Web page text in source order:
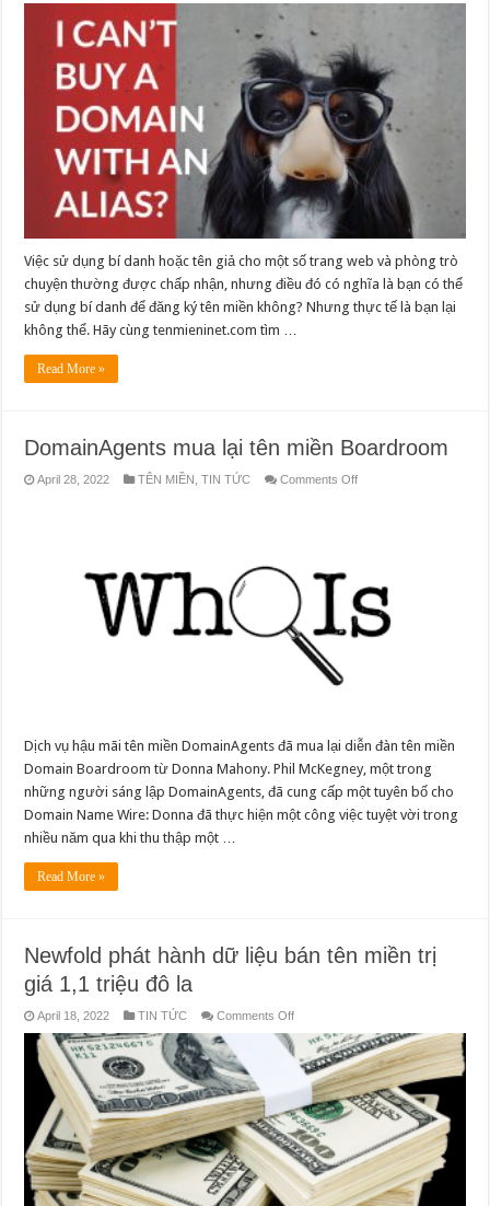
thể
đăng
ký
tên
miền
bằng
tên
giả
hoặc
bí
danh
Việc sử dụng bí danh hoặc tên giả cho một số trang web và phòng trò
chuyện thường được chấp nhận, nhưng điều đó có nghĩa là bạn có thể
sử dụng bí danh để đăng ký tên miền không? Nhưng thực tế là bạn lại
không thể. Hãy cùng tenmieninet.com tìm …
Read More »
DomainAgents mua lại tên miền Boardroom
April 28, 2022 TÊN MIỀN ,TIN TỨC Comments Offon
Dịch vụ hậu mãi tên miền DomainAgents đã mua lại diễn đàn tên miền
Domain Boardroom từ Donna Mahony. Phil McKegney, một trong
những người sáng lập DomainAgents, đã cung cấp một tuyên bố cho
Domain Name Wire: Donna đã thực hiện một công việc tuyệt vời trong
nhiều năm qua khi thu thập một …
Read More »
Newfold phát hành dữ liệu bán tên miền trị
giá 1,1 triệu đô la
April 18, 2022 TIN TỨC Comments Offon
phát
hành
dữ
liệu
bán
tên
miền
trị
giá
1,1
triệu
đô
la